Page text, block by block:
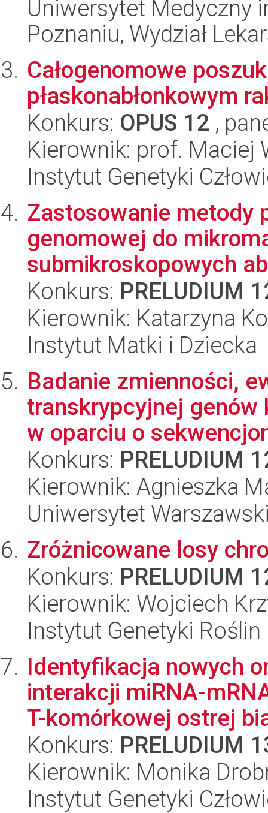
Uniwersytet Medyczny
Poznaniu, Wydział
Całogenomowe
płaskonabłonkowym
Konkurs: OPUS 12 ,
Kierownik: prof. Maciej
Instytut Genetyki
Zastosowanie metody
genomowej do
submikroskopowych
Konkurs: PRELUDIUM
Kierownik: Katarzyna
Instytut Matki i Dziecka
Badanie zmienności,
transkrypcyjnej genów
w oparciu o
Konkurs: PRELUDIUM
Kierownik: Agnieszka
Uniwersytet
Zróżnicowane losy
Konkurs: PRELUDIUM
Kierownik: Wojciech
Instytut Genetyki Roślin
Identyfikacja nowych
interakcji miRNA-
T-komórkowej ostrej
Konkurs: PRELUDIUM
Kierownik: Monika
Instytut Genetyki